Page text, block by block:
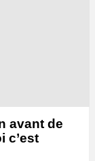
avant de
c’est